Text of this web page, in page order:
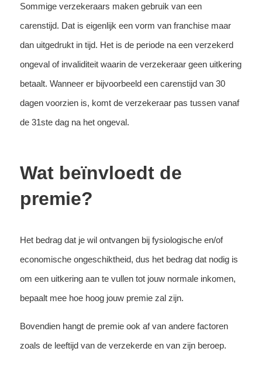
Sommige verzekeraars maken gebruik van een
carenstijd. Dat is eigenlijk een vorm van franchise maar
dan uitgedrukt in tijd. Het is de periode na een verzekerd
ongeval of invaliditeit waarin de verzekeraar geen uitkering
betaalt. Wanneer er bijvoorbeeld een carenstijd van 30
dagen voorzien is, komt de verzekeraar pas tussen vanaf
de 31ste dag na het ongeval.
Wat beïnvloedt de
premie?
Het bedrag dat je wil ontvangen bij fysiologische en/of
economische ongeschiktheid, dus het bedrag dat nodig is
om een uitkering aan te vullen tot jouw normale inkomen,
bepaalt mee hoe hoog jouw premie zal zijn.
Bovendien hangt de premie ook af van andere factoren
zoals de leeftijd van de verzekerde en van zijn beroep.